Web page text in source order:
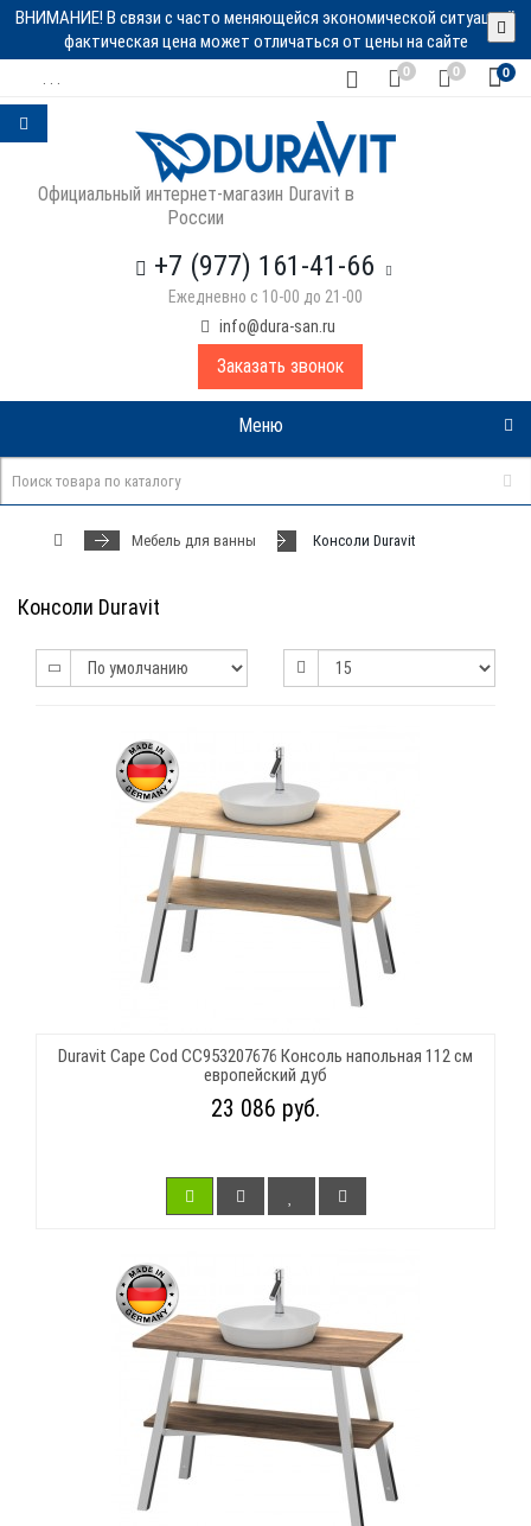
ВНИМАНИЕ! В связи с часто меняющейся экономической ситуацией
фактическая цена может отличаться от цены на сайте
0 0 0
Официальный интернет-магазин Duravit в
России
+7 (977) 161-41-66
Ежедневно с 10-00 до 21-00
info@dura-san.ru
Заказать звонок
Меню
Мебель для ванны Консоли Duravit
Консоли Duravit
Duravit Cape Cod CC953207676 Консоль напольная 112 см
европейский дуб
23 086 руб.